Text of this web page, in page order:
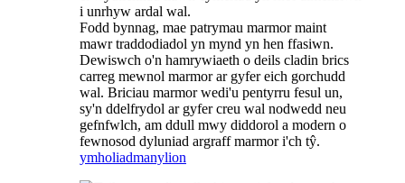
i unrhyw ardal wal.
Fodd bynnag, mae patrymau marmor maint
mawr traddodiadol yn mynd yn hen ffasiwn.
Dewiswch o'n hamrywiaeth o deils cladin brics
carreg mewnol marmor ar gyfer eich gorchudd
wal. Briciau marmor wedi'u pentyrru fesul un,
sy'n ddelfrydol ar gyfer creu wal nodwedd neu
gefnfwlch, am ddull mwy diddorol a modern o
fewnosod dyluniad argraff marmor i'ch tŷ.
ymholiadmanylion